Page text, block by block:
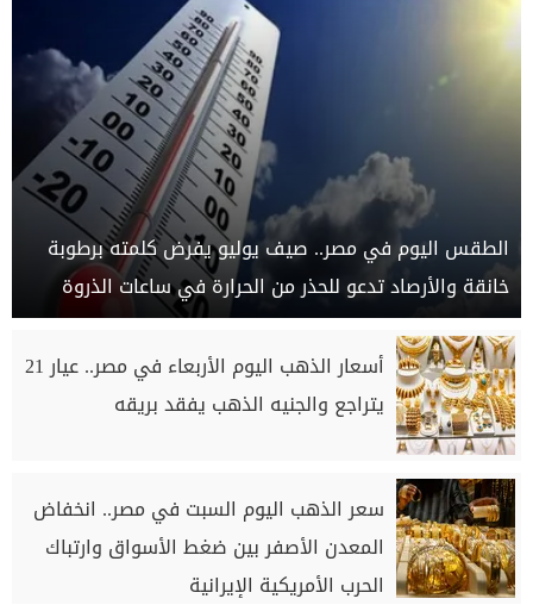
الطقس اليوم في مصر.. صيف يوليو يفرض كلمته برطوبة
خانقة والأرصاد تدعو للحذر من الحرارة في ساعات الذروة
أسعار الذهب اليوم الأربعاء في مصر.. عيار 21
يتراجع والجنيه الذهب يفقد بريقه
سعر الذهب اليوم السبت في مصر.. انخفاض
المعدن الأصفر بين ضغط الأسواق وارتباك
الحرب الأمريكية الإيرانية